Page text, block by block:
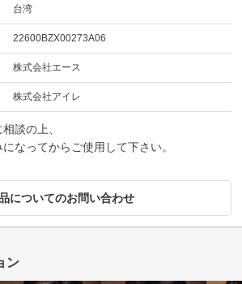
台湾
22600BZX00273A06
株式会社エース
株式会社アイレ
談の上、
なってからご使用して下さい。
についてのお問い合わせ